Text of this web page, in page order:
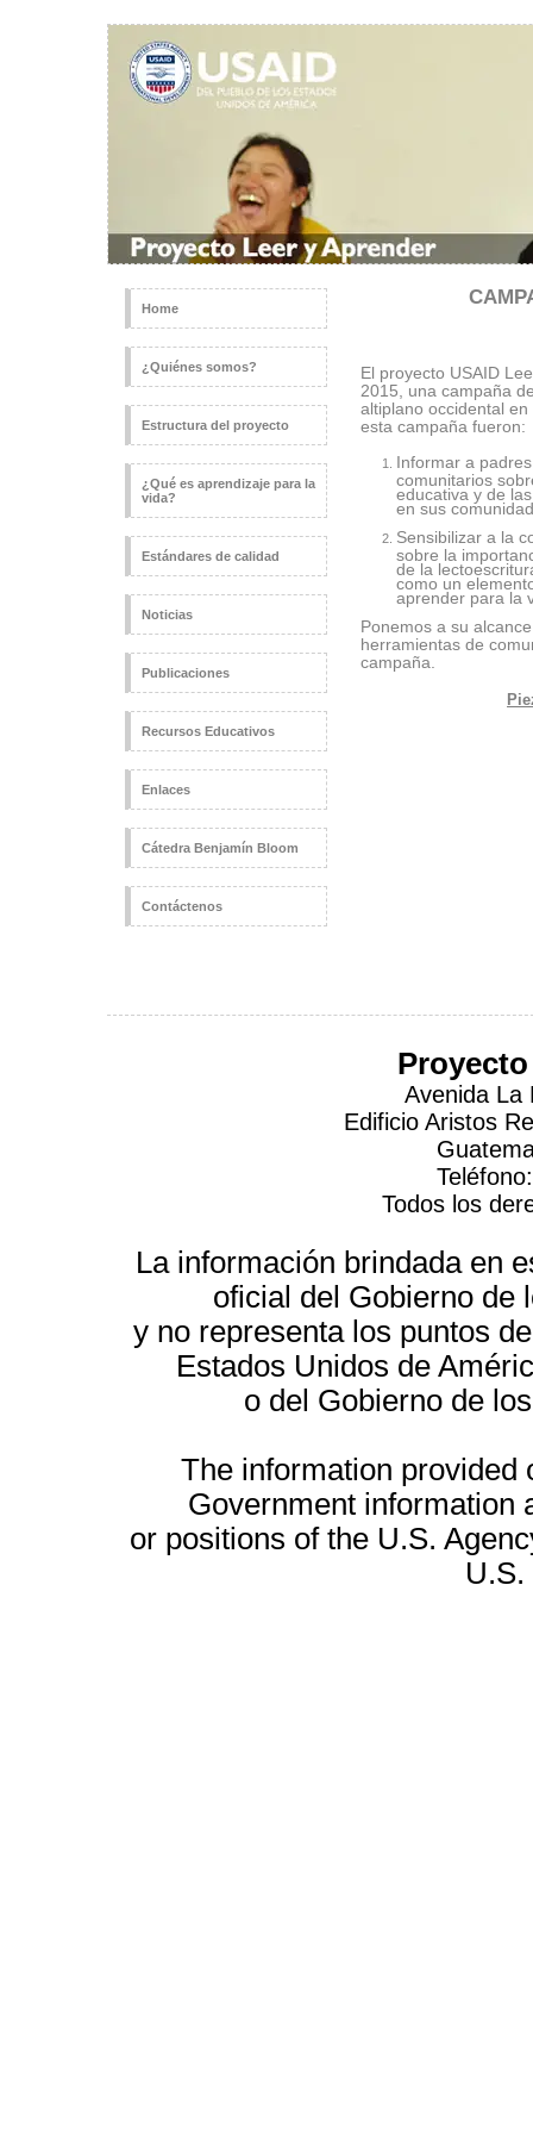
Home
¿Quiénes somos?
Estructura del proyecto
¿Qué es aprendizaje para la
vida?
Estándares de calidad
Noticias
Publicaciones
Recursos Educativos
Enlaces
Cátedra Benjamín Bloom
Contáctenos
El proyecto USAID
2015, una campaña
altiplano occidental
esta campaña fueron:
Informar a
comunitarios
educativa y de
en sus
Sensibilizar a la
sobre la
de la
como un
aprender para la
Ponemos a su
herramientas de
campaña.
Avenida La
Edificio Aristos
Todos los
La información brindada en
oficial del Gobierno de
y no representa los puntos
Estados Unidos de
o del Gobierno de
The information provided
Government information
or positions of the U.S.